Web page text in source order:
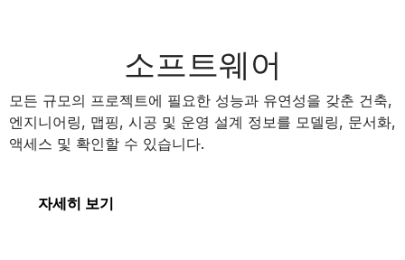
소프트웨어
MicroStation
모든 규모의 프로젝트에 필요한 성능과 유연성을 갖춘 건축,
엔지니어링, 맵핑, 시공 및 운영 설계 정보를 모델링, 문서화,
액세스 및 확인할 수 있습니다.
자세히 보기